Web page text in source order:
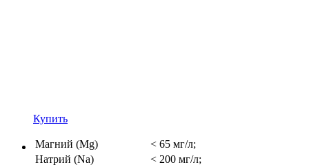
Купить
Магний (Mg)
< 65 мг/л;
Натрий (Na)
< 200 мг/л;